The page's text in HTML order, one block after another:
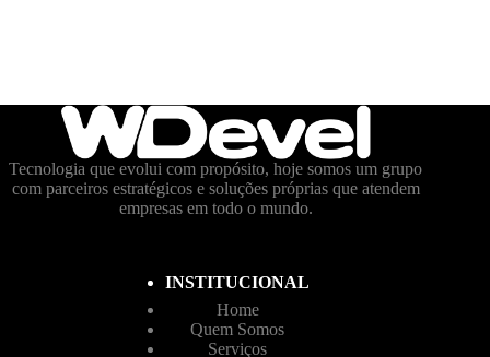
Tecnologia que evolui com propósito, hoje somos um grupo
com parceiros estratégicos e soluções próprias que atendem
empresas em todo o mundo.
INSTITUCIONAL
Home
Quem Somos
Serviços